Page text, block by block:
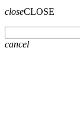
closeCLOSE
cancel